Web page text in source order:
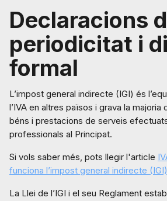
Declaracions
periodicitat i
formal
L’impost general indirecte (IGI) és
l’IVA en altres països i grava la majoria
béns i prestacions de serveis
professionals al Principat.
Si vols saber més, pots llegir l'article
funciona l’impost general indirecte (IGI)
La Llei de l’IGI i el seu Reglament